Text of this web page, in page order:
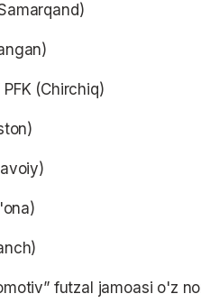
(Chirchiq)
futzal jamoasi o'z